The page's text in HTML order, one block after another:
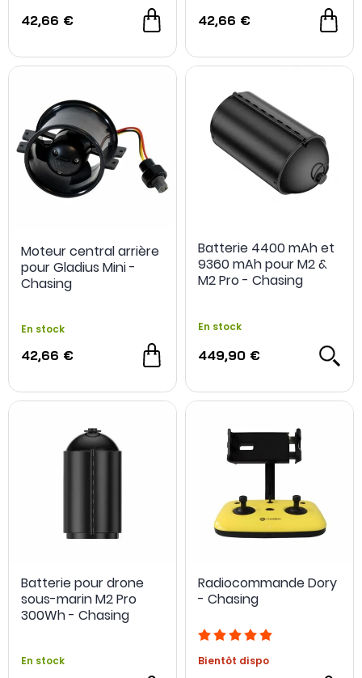
42,66 € 42,66 €
Moteur central arrière
pour Gladius Mini -
Chasing
En stock
42,66 €
Batterie 4400 mAh et
9360 mAh pour M2 &
M2 Pro - Chasing
En stock
449,90 €
Batterie pour drone
sous-marin M2 Pro
300Wh - Chasing
En stock
Radiocommande Dory
- Chasing
Bientôt dispo